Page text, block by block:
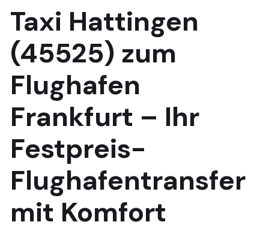
Taxi Hattingen
(45525) zum
Flughafen
Frankfurt – Ihr
Festpreis-
Flughafentransfer
mit Komfort